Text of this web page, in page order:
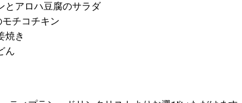
とアロハ豆腐のサラダ
モチコチキン
焼き
ん